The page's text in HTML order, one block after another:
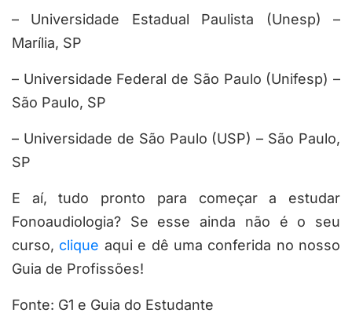
– Universidade Estadual Paulista (Unesp) –
Marília, SP
– Universidade Federal de São Paulo (Unifesp) –
São Paulo, SP
– Universidade de São Paulo (USP) – São Paulo,
SP
E aí, tudo pronto para começar a estudar
Fonoaudiologia? Se esse ainda não é o seu
curso, clique aqui e dê uma conferida no nosso
Guia de Profissões!
Fonte: G1 e Guia do Estudante